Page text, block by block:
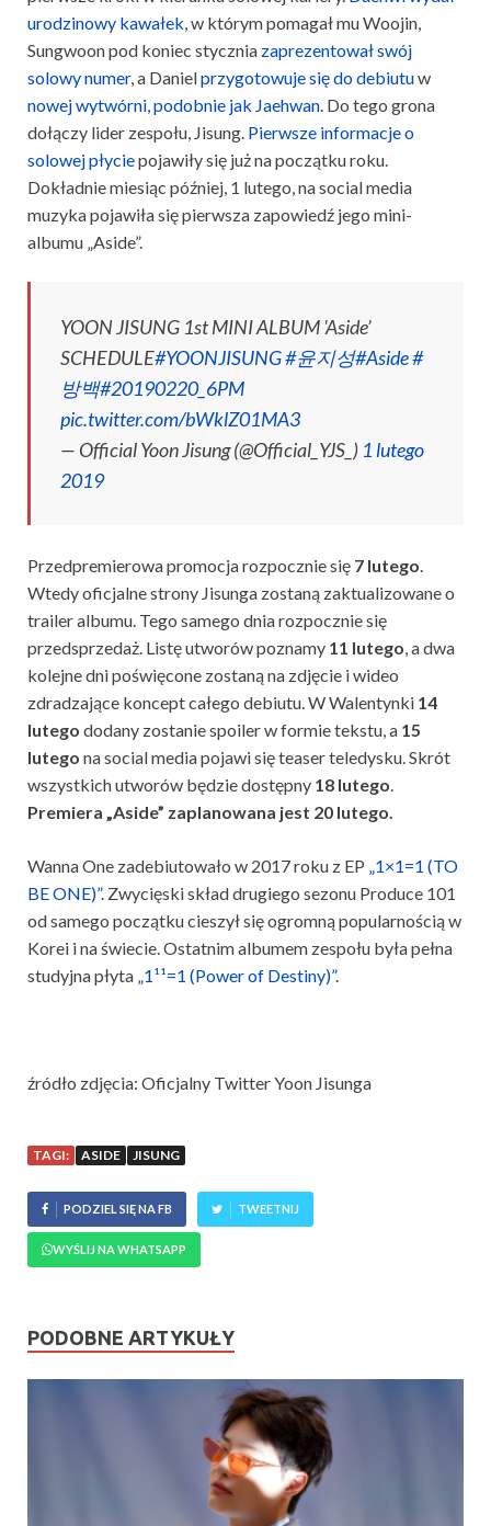
urodzinowy kawałek, w którym pomagał mu Woojin,
Sungwoon pod koniec stycznia zaprezentował swój
solowy numer, a Danielprzygotowuje się do debiutuw
nowej wytwórni,podobnie jak Jaehwan. Do tego grona
dołączy lider zespołu, Jisung. Pierwsze informacje o
solowej płyciepojawiły się już na początku roku.
Dokładnie miesiąc później, 1 lutego, na social media
muzyka pojawiła się pierwsza zapowiedź jego mini-
albumu „Aside”.
YOON JISUNG 1st MINI ALBUM 'Aside’
SCHEDULE#YOONJISUNG#윤지성#Aside#
방백#20190220_6PM
pic.twitter.com/bWklZ01MA3
— Official Yoon Jisung (@Official_YJS_) 1 lutego
2019
Przedpremierowa promocja rozpocznie się 7 lutego.
Wtedy oficjalne strony Jisunga zostaną zaktualizowane o
trailer albumu. Tego samego dnia rozpocznie się
przedsprzedaż. Listę utworów poznamy 11 lutego, a dwa
kolejne dni poświęcone zostaną na zdjęcie i wideo
zdradzające koncept całego debiutu. W Walentynki 14
lutego dodany zostanie spoiler w formie tekstu, a 15
lutego na social media pojawi się teaser teledysku. Skrót
wszystkich utworów będzie dostępny 18 lutego.
Premiera „Aside” zaplanowana jest 20 lutego.
Wanna One zadebiutowało w 2017 roku z EP „1×1=1 (TO
BE ONE)”. Zwycięski skład drugiego sezonu Produce 101
od samego początku cieszył się ogromną popularnością w
Korei i na świecie. Ostatnim albumem zespołu była pełna
studyjna płyta „1¹¹=1 (Power of Destiny)”.
źródło zdjęcia: Oficjalny Twitter Yoon Jisunga
TAGI: ASIDE JISUNG
PODZIEL SIĘ NA FB TWEETNIJ
WYŚLIJ NA WHATSAPP
PODOBNE ARTYKUŁY